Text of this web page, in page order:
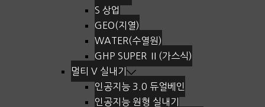
S 상업
GEO(지열)
WATER(수열원)
GHP SUPER Ⅱ(가스식)
멀티 V 실내기
인공지능 3.0 듀얼베인
인공지능 원형 실내기